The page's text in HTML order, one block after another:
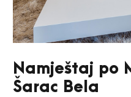
Namještaj po
Šarac Bela